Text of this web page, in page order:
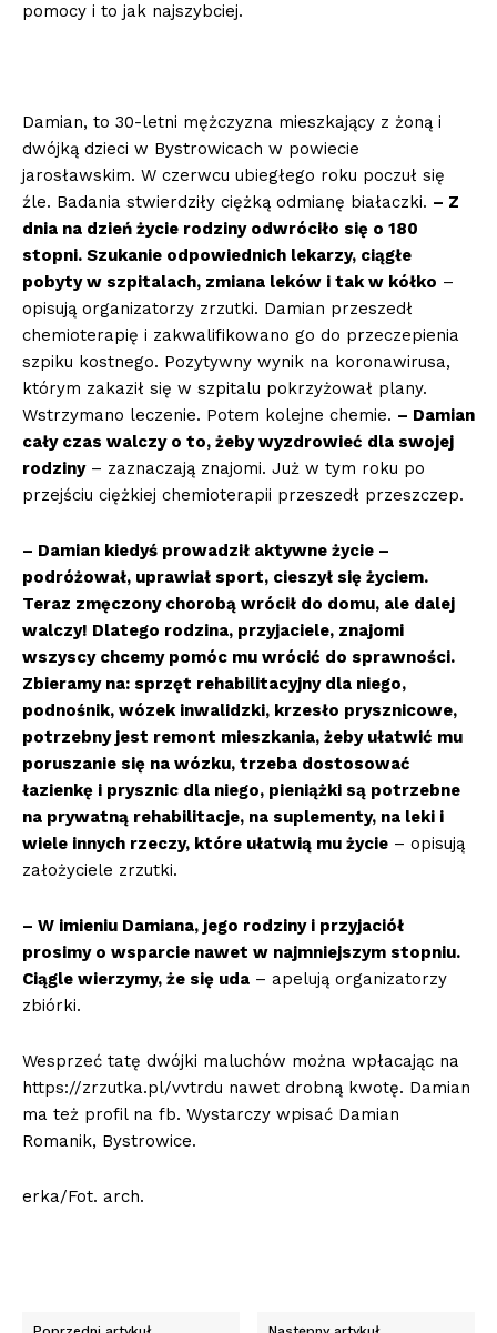
pomocy i to jak najszybciej.
Damian, to 30-letni mężczyzna mieszkający z żoną i
dwójką dzieci w Bystrowicach w powiecie
jarosławskim. W czerwcu ubiegłego roku poczuł się
źle. Badania stwierdziły ciężką odmianę białaczki. – Z
dnia na dzień życie rodziny odwróciło się o 180
stopni. Szukanie odpowiednich lekarzy, ciągłe
pobyty w szpitalach, zmiana leków i tak w kółko –
opisują organizatorzy zrzutki. Damian przeszedł
chemioterapię i zakwalifikowano go do przeczepienia
szpiku kostnego. Pozytywny wynik na koronawirusa,
którym zakaził się w szpitalu pokrzyżował plany.
Wstrzymano leczenie. Potem kolejne chemie. – Damian
cały czas walczy o to, żeby wyzdrowieć dla swojej
rodziny– zaznaczają znajomi. Już w tym roku po
przejściu ciężkiej chemioterapii przeszedł przeszczep.
– Damian kiedyś prowadził aktywne życie –
podróżował, uprawiał sport, cieszył się życiem.
Teraz zmęczony chorobą wrócił do domu, ale dalej
walczy! Dlatego rodzina, przyjaciele, znajomi
wszyscy chcemy pomóc mu wrócić do sprawności.
Zbieramy na: sprzęt rehabilitacyjny dla niego,
podnośnik, wózek inwalidzki, krzesło prysznicowe,
potrzebny jest remont mieszkania, żeby ułatwić mu
poruszanie się na wózku, trzeba dostosować
łazienkę i prysznic dla niego, pieniążki są potrzebne
na prywatną rehabilitacje, na suplementy, na leki i
wiele innych rzeczy, które ułatwią mu życie – opisują
założyciele zrzutki.
– W imieniu Damiana, jego rodziny i przyjaciół
prosimy o wsparcie nawet w najmniejszym stopniu.
Ciągle wierzymy, że się uda – apelują organizatorzy
zbiórki.
Wesprzeć tatę dwójki maluchów można wpłacając na
https://zrzutka.pl/vvtrdu nawet drobną kwotę. Damian
ma też profil na fb. Wystarczy wpisać Damian
Romanik, Bystrowice.
erka/Fot. arch.